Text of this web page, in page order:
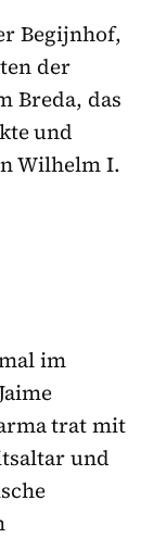
Begijnhof,
der
Breda, das
und
Wilhelm I.
im
trat mit
und